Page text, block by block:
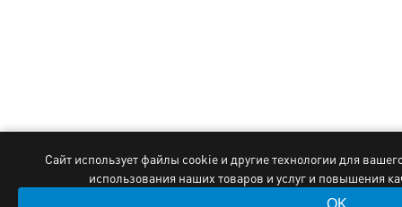
Сайт использует файлы cookie и другие технологии для
использования наших товаров и услуг и повышения
OK